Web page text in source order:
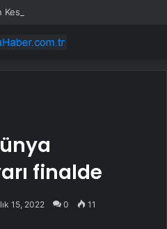
Yaralanma
finalde
15, 2022 0 11